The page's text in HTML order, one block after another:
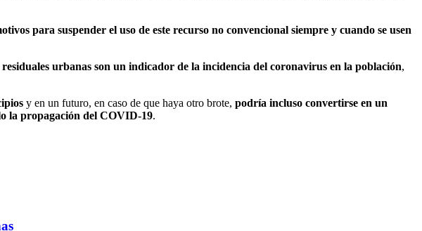
para suspender el uso de este recurso no convencional siempre y cuando se usen
urbanas son un indicador de la incidencia del coronavirus en la población,
y en un futuro, en caso de que haya otro brote, podría incluso convertirse en un
la propagación del COVID-19.